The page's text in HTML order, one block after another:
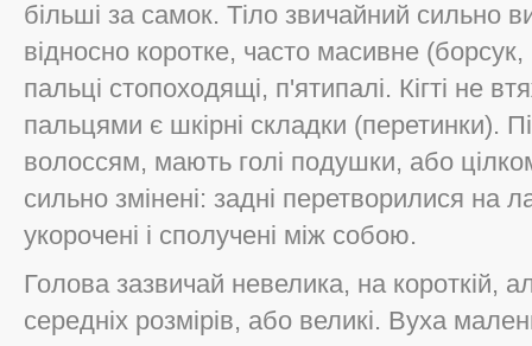
більші за самок. Тіло звичайний сильно
відносно коротке, часто масивне (борсук,
пальці стопоходящі, п'ятипалі. Кігті не
пальцями є шкірні складки (перетинки).
волоссям, мають голі подушки, або
сильно змінені: задні перетворилися на
укорочені і сполучені між собою.
Голова зазвичай невелика, на короткій,
середніх розмірів, або великі. Вуха